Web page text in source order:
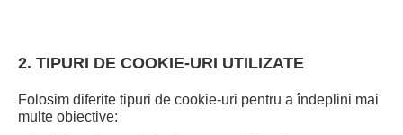
2. TIPURI DE COOKIE-URI UTILIZATE
Folosim diferite tipuri de cookie-uri pentru a îndeplini mai
multe obiective: